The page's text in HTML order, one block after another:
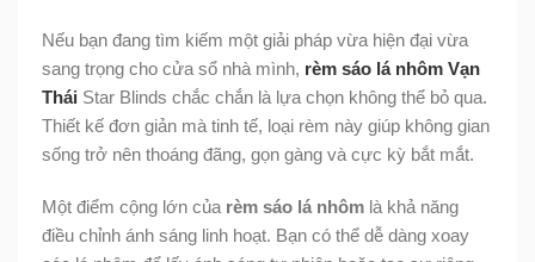
Nếu bạn đang tìm kiếm một giải pháp vừa hiện đại vừa
sang trọng cho cửa sổ nhà mình, rèm sáo lá nhôm Vạn
Thái Star Blinds chắc chắn là lựa chọn không thể bỏ qua.
Thiết kế đơn giản mà tinh tế, loại rèm này giúp không gian
sống trở nên thoáng đãng, gọn gàng và cực kỳ bắt mắt.
Một điểm cộng lớn của rèm sáo lá nhôm là khả năng
điều chỉnh ánh sáng linh hoạt. Bạn có thể dễ dàng xoay